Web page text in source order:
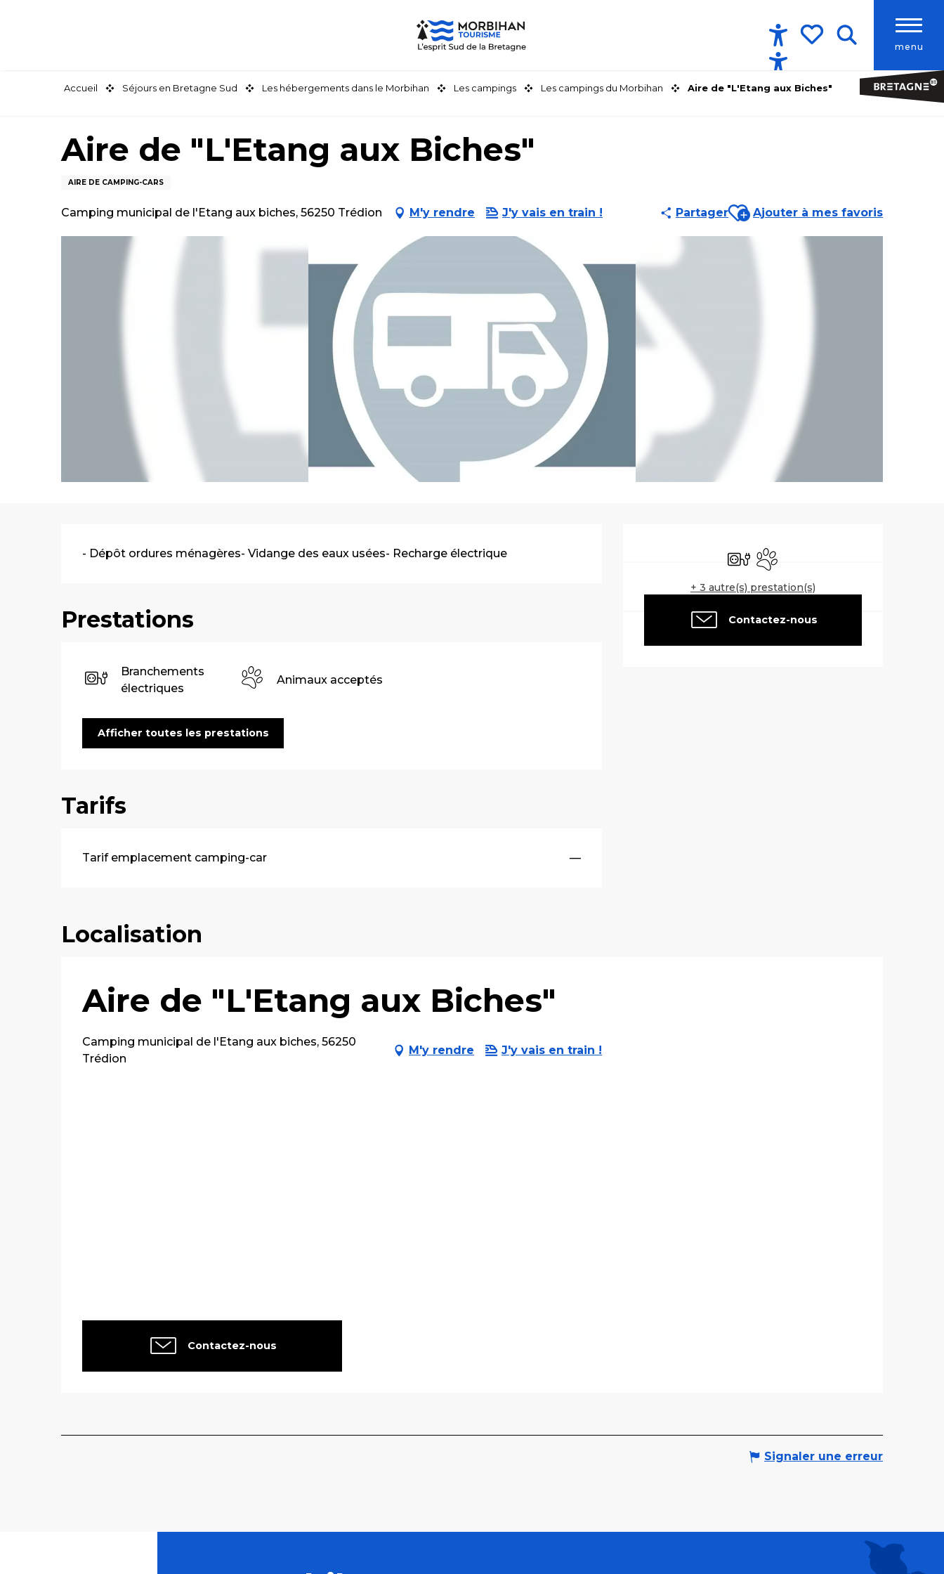
menu
Accessibilité
Accueil Séjours en Bretagne Sud Les hébergements dans le Morbihan Les campings Les campings du Morbihan Aire de "L'Etang aux Biches"
Aire de "L'Etang aux Biches"
AIRE DE CAMPING-CARS
Camping municipal de l'Etang aux biches, 56250 Trédion M'y rendre J'y vais en train ! PartagerAjouter aux favoris
Ajouter à mes favoris
Ouverture et
Branchements électriques
Animaux acceptés
+ 3 autre(s) prestation(s)
Contactez-nous
Description
- Dépôt ordures ménagères- Vidange des eaux usées- Recharge électrique
Prestations
Branchements
électriques
Animaux acceptés
Afficher toutes les prestations
Tarifs
Tarifs 2026
Tarif emplacement camping-car —
Localisation
Aire de "L'Etang aux Biches"
Camping municipal de l'Etang aux biches, 56250
Trédion
M'y rendre J'y vais en train !
Contactez-nous
Signaler une erreur